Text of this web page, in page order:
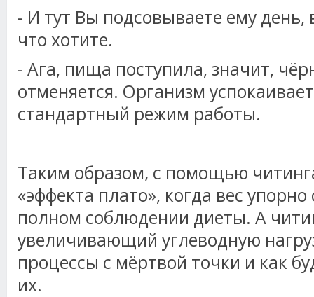
- И тут Вы подсовываете ему день,
что хотите.
- Ага, пища поступила, значит,
отменяется. Организм
стандартный режим работы.
Таким образом, с помощью
«эффекта плато», когда вес
полном соблюдении диеты. А
увеличивающий углеводную
процессы с мёртвой точки и как
их.